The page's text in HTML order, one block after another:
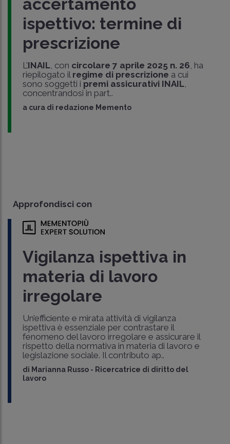
ispettivo: termine di
prescrizione
L’INAIL, con circolare 7 aprile 2025 n. 26 , ha
riepilogato il regime di prescrizione a cui
sono soggetti i premi assicurativi INAIL,
concentrandosi in part..
a cura di redazione Memento
Approfondisci con
Vigilanza ispettiva in
materia di lavoro
irregolare
Un’efficiente e mirata attività di vigilanza
ispettiva è essenziale per contrastare il
fenomeno del lavoro irregolare e assicurare il
rispetto della normativa in materia di lavoro e
legislazione sociale. Il contributo ap..
di Marianna Russo - Ricercatrice di diritto del
lavoro